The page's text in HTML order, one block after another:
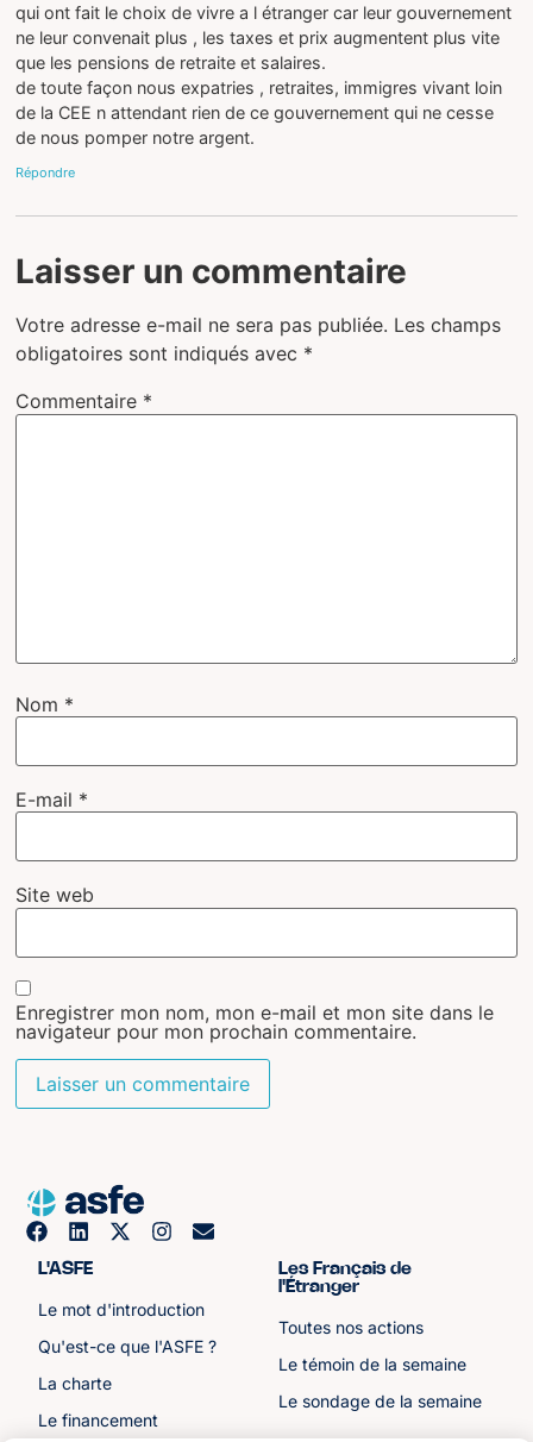
qui ont fait le choix de vivre a l étranger car leur gouvernement
ne leur convenait plus , les taxes et prix augmentent plus vite
que les pensions de retraite et salaires.
de toute façon nous expatries , retraites, immigres vivant loin
de la CEE n attendant rien de ce gouvernement qui ne cesse
de nous pomper notre argent.
Répondre
Laisser un commentaire
Votre adresse e-mail ne sera pas publiée. Les champs
obligatoires sont indiqués avec *
Commentaire *
Nom *
E-mail *
Site web
Enregistrer mon nom, mon e-mail et mon site dans le
navigateur pour mon prochain commentaire.
L'ASFE
Le mot d'introduction
Qu'est-ce que l'ASFE ?
La charte
Le financement
Les Français de
l'Étranger
Toutes nos actions
Le témoin de la semaine
Le sondage de la semaine